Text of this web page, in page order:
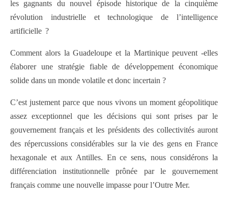
les gagnants du nouvel épisode historique de la cinquième
révolution industrielle et technologique de l’intelligence
artificielle ?
Comment alors la Guadeloupe et la Martinique peuvent -elles
élaborer une stratégie fiable de développement économique
solide dans un monde volatile et donc incertain ?
C’est justement parce que nous vivons un moment géopolitique
assez exceptionnel que les décisions qui sont prises par le
gouvernement français et les présidents des collectivités auront
des répercussions considérables sur la vie des gens en France
hexagonale et aux Antilles. En ce sens, nous considérons la
différenciation institutionnelle prônée par le gouvernement
français comme une nouvelle impasse pour l’Outre Mer.